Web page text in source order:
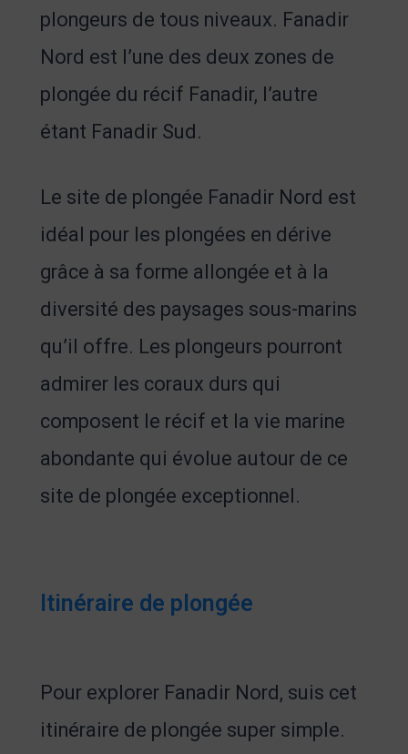
plongeurs de tous niveaux. Fanadir
Nord est l’une des deux zones de
plongée du récif Fanadir, l’autre
étant Fanadir Sud.
Le site de plongée Fanadir Nord est
idéal pour les plongées en dérive
grâce à sa forme allongée et à la
diversité des paysages sous-marins
qu’il offre. Les plongeurs pourront
admirer les coraux durs qui
composent le récif et la vie marine
abondante qui évolue autour de ce
site de plongée exceptionnel.
Itinéraire de plongée
Pour explorer Fanadir Nord, suis cet
itinéraire de plongée super simple.